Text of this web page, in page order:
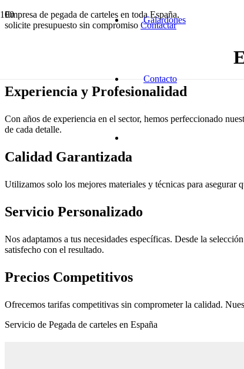
Galardones
Contacto
Empresa de pegada de carteles en toda España,
solicite presupuesto sin compromiso Contactar
Experiencia y Profesionalidad
Con años de experiencia en el sector, hemos perfeccionado
de cada detalle.
Calidad Garantizada
Utilizamos solo los mejores materiales y técnicas para asegurar
Servicio Personalizado
Nos adaptamos a tus necesidades específicas. Desde la
satisfecho con el resultado.
Precios Competitivos
Ofrecemos tarifas competitivas sin comprometer la calidad.
Servicio de Pegada de carteles en España